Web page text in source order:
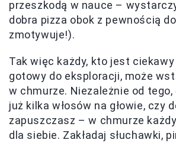
przeszkodą w nauce –
dobra pizza obok z pewnością
zmotywuje!).
Tak więc każdy, kto jest
gotowy do eksploracji, może
w chmurze. Niezależnie od
już kilka włosów na głowie, czy
zapuszczasz – w chmurze
dla siebie. Zakładaj słuchawki,